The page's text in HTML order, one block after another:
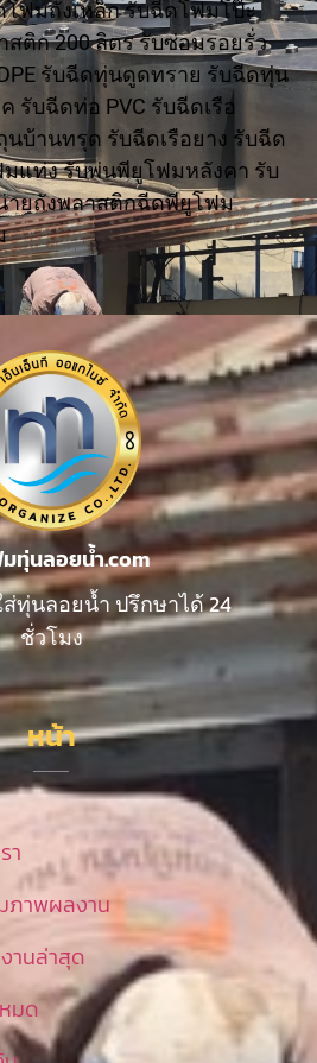
ฟมถังเหล็ก รับฉีดโฟมโป๊ะ
สติก 200 ลิตร รับซ่อมรอยรั่ว
รับฉีดทุ่นดูดทราย รับฉีดทุ่น
รับฉีดท่อ PVC รับฉีดเรือ
บ้านทรุด รับฉีดเรือยาง รับฉีด
แท่ง รับพ่นพียูโฟมหลังคา รับ
ายถังพลาสติกฉีดพียูโฟม
ทุ่นลอยน้ำ.com
ทุ่นลอยน้ำ ปรึกษาได้ 24
ชั่วโมง
หน้า
า
ภาพผลงาน
านล่าสุด
มด